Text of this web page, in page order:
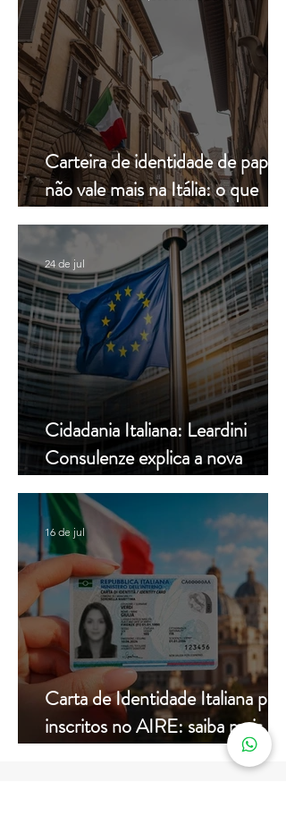
Carteira de identidade de papel
não vale mais na Itália: o que
Cidadania Italiana: Leardini
Consulenze explica a nova
24 de jul
Carta de Identidade Italiana para
inscritos no AIRE: saiba mais
com a Leardini Consulenze
16 de jul